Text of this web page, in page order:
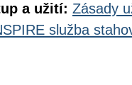
a užití: Zásady
služba